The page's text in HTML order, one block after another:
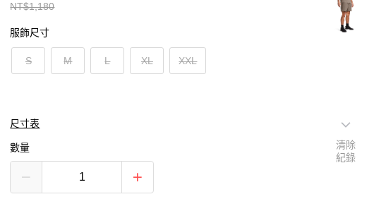
NT$1,180
服飾尺寸
S M L XL XXL
尺寸表
數量
清除
紀錄